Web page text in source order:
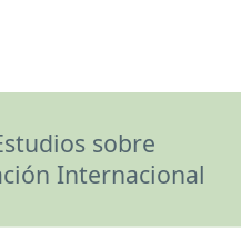
sobre
Internacional